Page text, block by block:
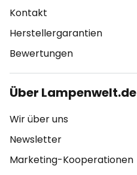
Kontakt
Herstellergarantien
Bewertungen
Über Lampenwelt.de
Wir über uns
Newsletter
Marketing-Kooperationen